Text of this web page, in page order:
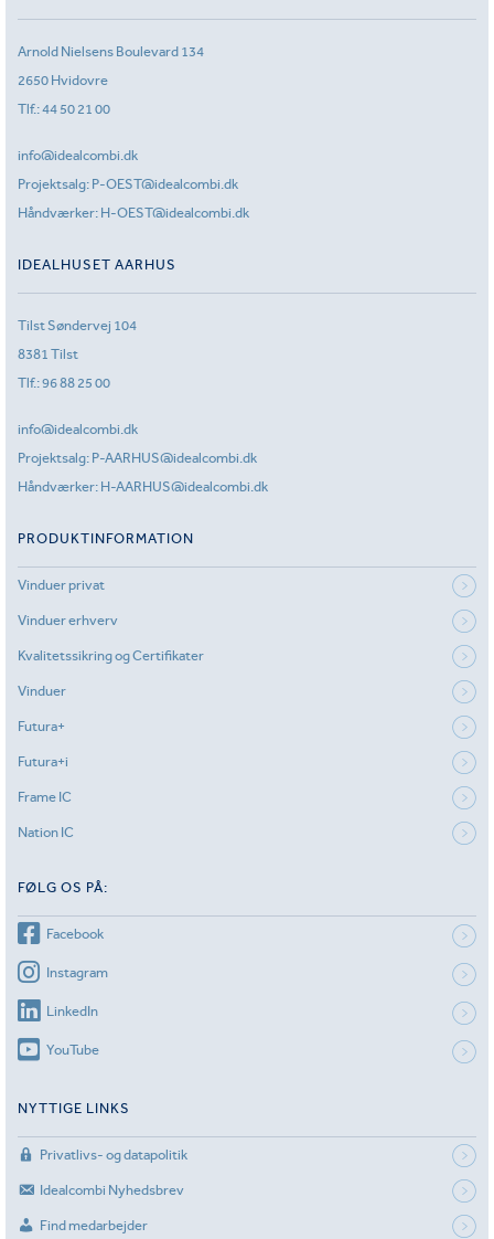
Arnold Nielsens Boulevard 134
2650 Hvidovre
Tlf.:44 50 21 00
info@idealcombi.dk
Projektsalg: P-OEST@idealcombi.dk
Håndværker: H-OEST@idealcombi.dk
IDEALHUSET AARHUS
Tilst Søndervej 104
8381 Tilst
Tlf.:96 88 25 00
info@idealcombi.dk
Projektsalg: P-AARHUS@idealcombi.dk
Håndværker: H-AARHUS@idealcombi.dk
PRODUKTINFORMATION
Vinduer privat
Vinduer erhverv
Kvalitetssikring og Certifikater
Vinduer
Futura+
Futura+i
Frame IC
Nation IC
FØLG OS PÅ:
Facebook
Instagram
LinkedIn
YouTube
NYTTIGE LINKS
Privatlivs- og datapolitik
Idealcombi Nyhedsbrev
Find medarbejder